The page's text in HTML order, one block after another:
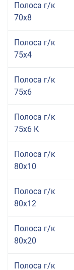
Полоса г/к
70x8
Полоса г/к
75x4
Полоса г/к
75x6
Полоса г/к
75x6 К
Полоса г/к
80x10
Полоса г/к
80x12
Полоса г/к
80x20
Полоса г/к